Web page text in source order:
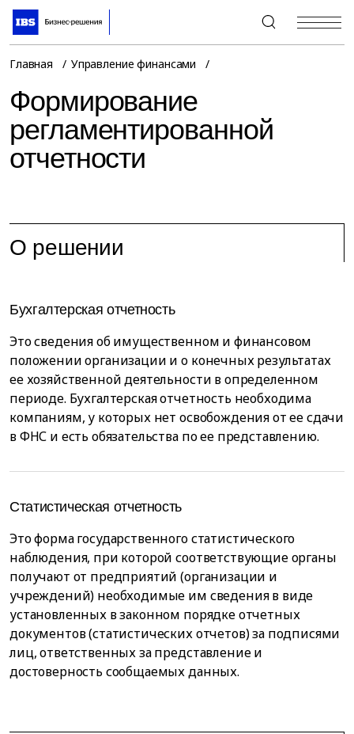
+7 (495) 967-80-80
Главная Управление финансами
Формирование
регламентированной
отчетности
О решении
Бухгалтерская отчетность
Это сведения об имущественном и финансовом
положении организации и о конечных результатах
ее хозяйственной деятельности в определенном
периоде. Бухгалтерская отчетность необходима
компаниям, у которых нет освобождения от ее сдачи
в ФНС и есть обязательства по ее представлению.
Статистическая отчетность
Это форма государственного статистического
наблюдения, при которой соответствующие органы
получают от предприятий (организации и
учреждений) необходимые им сведения в виде
установленных в законном порядке отчетных
документов (статистических отчетов) за подписями
лиц, ответственных за представление и
достоверность сообщаемых данных.